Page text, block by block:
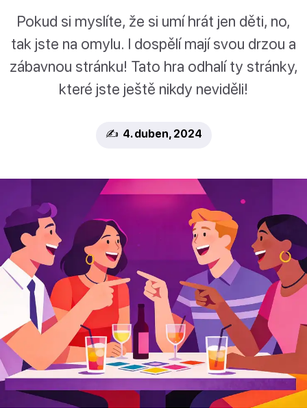
Pokud si myslíte, že si umí hrát jen děti, no,
tak jste na omylu. I dospělí mají svou drzou a
zábavnou stránku! Tato hra odhalí ty stránky,
které jste ještě nikdy neviděli!
✍️ 4. duben, 2024